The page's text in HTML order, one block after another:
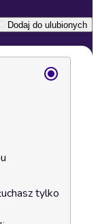
Dodaj do ulubionych
tylko